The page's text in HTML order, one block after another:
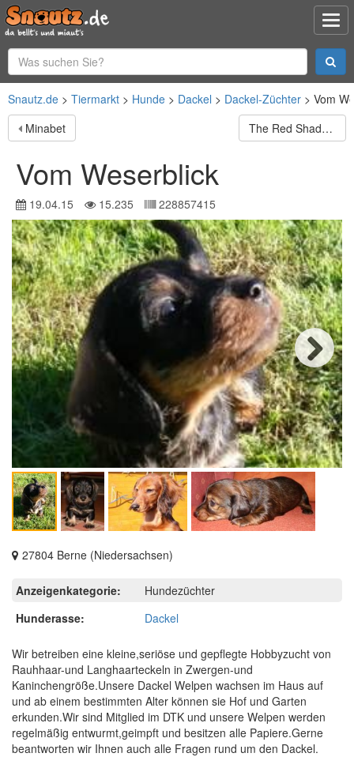
Snautz.de Tiermarkt Hunde Dackel Dackel-Züchter
Vom
Minabet
The Red Shadow
Vom Weserblick
19.04.15 15.235 228857415
Next
27804 Berne (Niedersachsen)
Anzeigenkategorie:
Hundezüchter
Hunderasse:
Dackel
Wir betreiben eine kleine,seriöse und gepflegte Hobbyzucht von
Rauhhaar-und Langhaarteckeln in Zwergen-und
Kaninchengröße.Unsere Dackel Welpen wachsen im Haus auf
und ab einem bestimmten Alter können sie Hof und Garten
erkunden.Wir sind Mitglied im DTK und unsere Welpen werden
regelmäßig entwurmt,geimpft und besitzen alle Papiere.Gerne
beantworten wir Ihnen auch alle Fragen rund um den Dackel.